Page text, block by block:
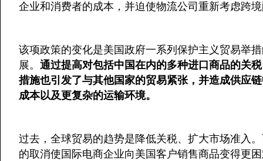
企业和消费者的成本，并迫使物流公司重新考虑跨
该项政策的变化是美国政府一系列保护主义贸易举
展。 通过提高对包括中国在内的多种进口商品的关
措施也引发了与其他国家的贸易紧张，并造成供应
成本以及更复杂的运输环境。
过去，全球贸易的趋势是降低关税、扩大市场准入
的取消使国际电商企业向美国客户销售商品变得更